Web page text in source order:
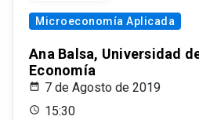
Microeconomía Aplicada
Ana Balsa, Universidad
Economía
7 de Agosto de 2019
15:30